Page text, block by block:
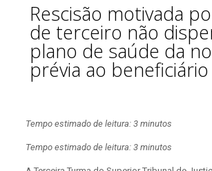
Rescisão motivada
de terceiro não
plano de saúde da
prévia ao beneficiário
Tempo estimado de leitura: 3 minutos
Tempo estimado de leitura: 3 minutos